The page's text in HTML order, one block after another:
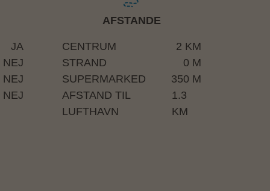
JA
NEJ
NEJ
NEJ
AFSTANDE
CENTRUM
2 KM
STRAND
0 M
SUPERMARKED
350 M
AFSTAND TIL
LUFTHAVN
1.3
KM